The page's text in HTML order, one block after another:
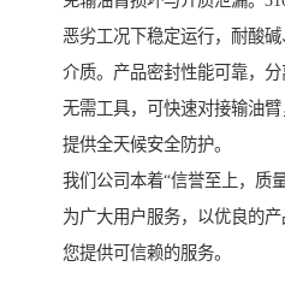
恶劣工况下稳定运行，耐酸
介质。产品密封性能可靠，分
无需工具，可快速对接输油
提供全天候安全防护。
我们公司本着“信誉至上，质
为广大用户服务，以优良的
您提供可信赖的服务。